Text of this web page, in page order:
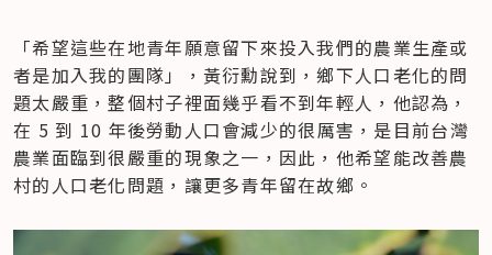
「希望這些在地青年願意留下來投入我們的農業生產或
者是加入我的團隊」，黃衍勳說到，鄉下人口老化的問
題太嚴重，整個村子裡面幾乎看不到年輕人，他認為，
在 5 到 10 年後勞動人口會減少的很厲害，是目前台灣
農業面臨到很嚴重的現象之一，因此，他希望能改善農
村的人口老化問題，讓更多青年留在故鄉。